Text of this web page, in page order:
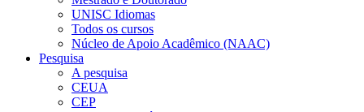
UNISC Idiomas
Todos os cursos
Núcleo de Apoio Acadêmico (NAAC)
Pesquisa
A pesquisa
CEUA
CEP